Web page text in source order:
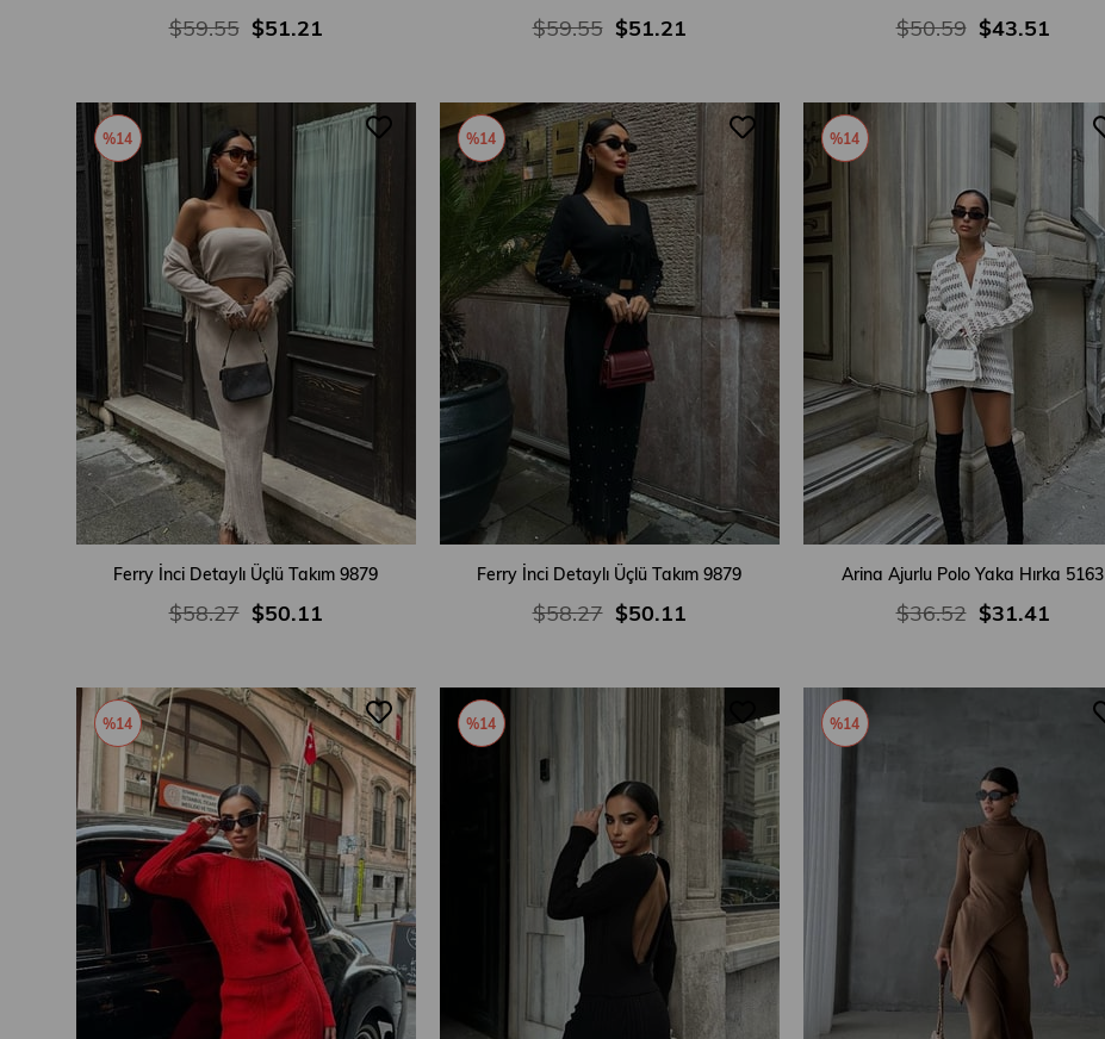
$51.21
$59.55 $51.21
$59.55 $43.51
$50.59
Ferry İnci Detaylı Üçlü Takım 9879
$50.11
$58.27
%14
Ferry İnci Detaylı Üçlü Takım 9879
$50.11
$58.27
%14
Arina Ajurlu Polo Yaka Hırka 5163
$31.41
$36.52
%14
%14 %14 %14